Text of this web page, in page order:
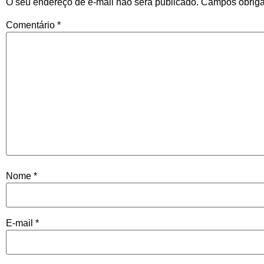
O seu endereço de e-mail não será publicado. Campos
Comentário *
Nome *
E-mail *